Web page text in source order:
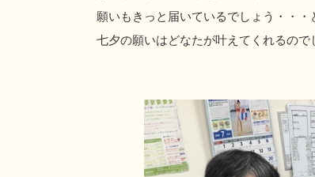
願いもきっと届いているでしょう・・・
七夕の願いはどなたが叶えてくれるので